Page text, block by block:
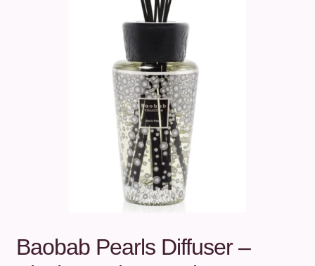
Baobab Pearls Diffuser –